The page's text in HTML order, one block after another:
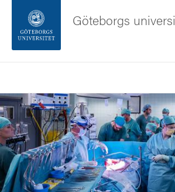
Sidfoten
Om webbplatsen
Göteborgs
Bild